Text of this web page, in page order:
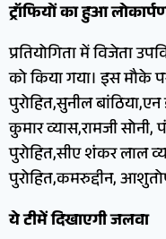
ट्रॉफियों का हुआ
प्रतियोगिता में विजेता
को किया गया। इस मौके
पुरोहित,सुनील
कुमार व्यास,रामजी
पुरोहित,सीए शंकर लाल
पुरोहित,कमरुद्दीन,
ये टीमें दिखाएगी जलवा